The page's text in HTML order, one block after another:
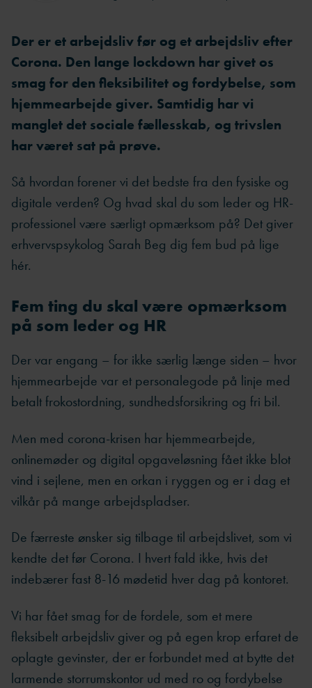
Der er et arbejdsliv før og et arbejdsliv efter
Corona. Den lange lockdown har givet os
smag for den fleksibilitet og fordybelse, som
hjemmearbejde giver. Samtidig har vi
manglet det sociale fællesskab, og trivslen
har været sat på prøve.
Så hvordan forener vi det bedste fra den fysiske og
digitale verden? Og hvad skal du som leder og HR-
professionel være særligt opmærksom på? Det giver
erhvervspsykolog Sarah Beg dig fem bud på lige
hér.
Fem ting du skal være opmærksom
på som leder og HR
Der var engang – for ikke særlig længe siden – hvor
hjemmearbejde var et personalegode på linje med
betalt frokostordning, sundhedsforsikring og fri bil.
Men med corona-krisen har hjemmearbejde,
onlinemøder og digital opgaveløsning fået ikke blot
vind i sejlene, men en orkan i ryggen og er i dag et
vilkår på mange arbejdspladser.
De færreste ønsker sig tilbage til arbejdslivet, som vi
kendte det før Corona. I hvert fald ikke, hvis det
indebærer fast 8-16 mødetid hver dag på kontoret.
Vi har fået smag for de fordele, som et mere
fleksibelt arbejdsliv giver og på egen krop erfaret de
oplagte gevinster, der er forbundet med at bytte det
larmende storrumskontor ud med ro og fordybelse